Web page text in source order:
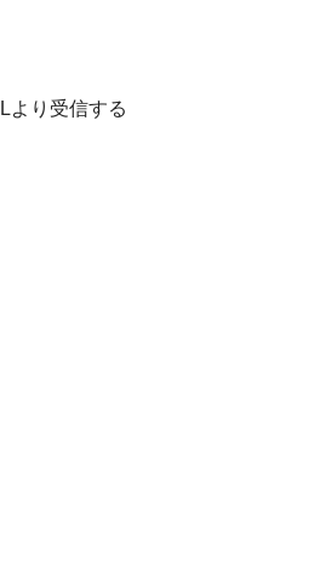
より受信する